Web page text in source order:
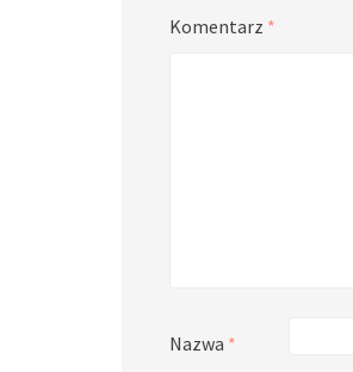
Komentarz *
Nazwa *